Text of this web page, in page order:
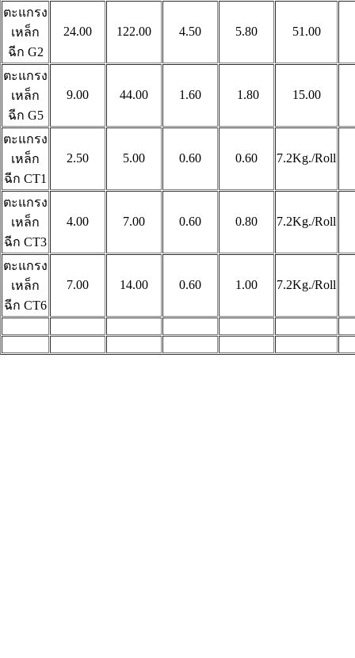
ตะแกรง
เหล็ก
ฉีก G2
24.00 122.00 4.50 5.80 51.00
ตะแกรง
เหล็ก
ฉีก G5
9.00 44.00 1.60 1.80 15.00
ตะแกรง
เหล็ก
ฉีก CT1
2.50 5.00 0.60 0.60 7.2Kg./Roll
ตะแกรง
เหล็ก
ฉีก CT3
4.00 7.00 0.60 0.80 7.2Kg./Roll
ตะแกรง
เหล็ก
ฉีก CT6
7.00 14.00 0.60 1.00 7.2Kg./Roll